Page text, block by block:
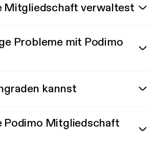
Mitgliedschaft verwaltest
Probleme mit Podimo
kannst
Podimo Mitgliedschaft